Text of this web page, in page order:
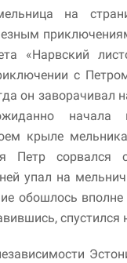
на
«Нарвский
с
он заворачивал
начала
крыле
Петр
упал на
обошлось вполне
спустился